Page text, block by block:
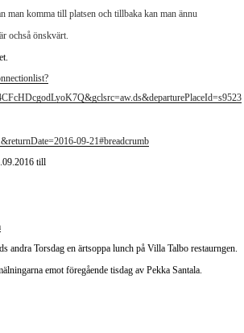
man komma till platsen och tillbaka kan man ännu
ochså önskvärt.
09-21#breadcrumb
till
andra Torsdag en ärtsoppa lunch på Villa Talbo restaurngen.
emot föregående tisdag av Pekka Santala.